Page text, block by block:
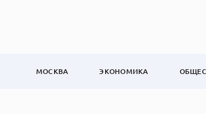
МОСКВА ЭКОНОМИКА